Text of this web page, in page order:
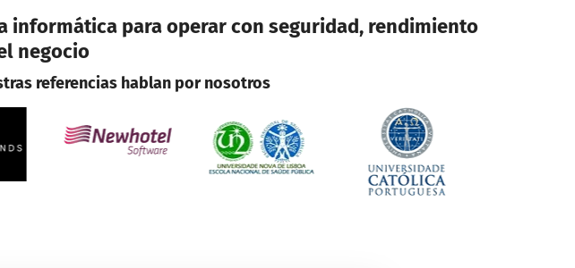
para operar con seguridad, rendimiento
negocio
referencias hablan por nosotros